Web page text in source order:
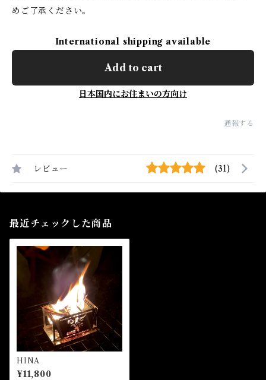
めご了承ください。
International shipping available
Add to cart
日本国内にお住まいの方向け
通報する
レビュー (31)
最近チェックした商品
HINA
¥11,800